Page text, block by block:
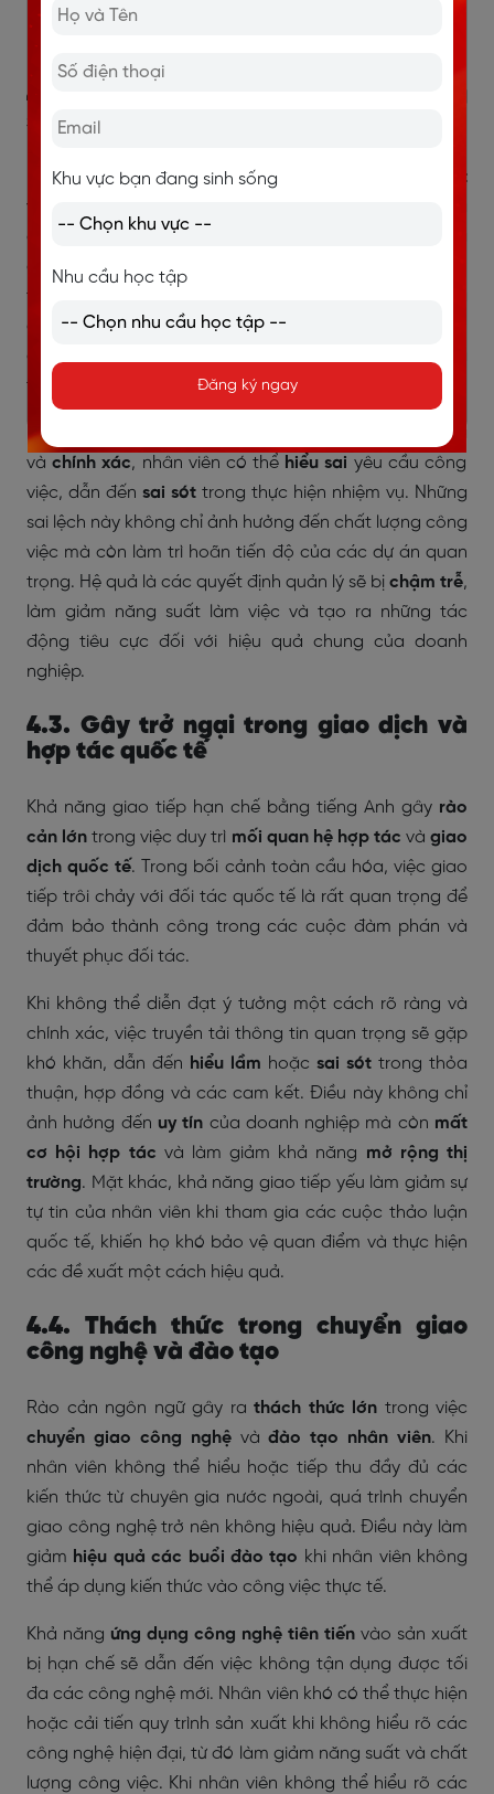
việc xây dựng
4.2. Ảnh hưởng đến hiệu suất và năng
suất làm việc
Rào cản ngôn ngữ có tác động trực tiếp đến
hiệu suất
và
công sở. Khi khả năng tiếng Anh của nhân viên chưa
đáp ứng đủ yêu cầu công việc, họ sẽ phải dành thêm
thời gian vào việc
chỉ làm gián đoạn quá trình làm việc mà còn khiến
công việc bị trì hoãn, kéo dài và giảm hiệu quả tổng
thể.
Khi thông tin không được truyền đạt một cách
rõ ràng
vàchính xác, nhân viên có thể hiểu sai yêu cầu công
việc, dẫn đến sai sót trong thực hiện nhiệm vụ. Những
sai lệch này không chỉ ảnh hưởng đến chất lượng công
việc mà còn làm trì hoãn tiến độ của các dự án quan
trọng. Hệ quả là các quyết định quản lý sẽ bị chậm trễ,
làm giảm năng suất làm việc và tạo ra những tác
động tiêu cực đối với hiệu quả chung của doanh
nghiệp.
4.3. Gây trở ngại trong giao dịch và
hợp tác quốc tế
Khả năng giao tiếp hạn chế bằng tiếng Anh gây rào
cản lớn trong việc duy trì mối quan hệ hợp tác vàgiao
dịch quốc tế. Trong bối cảnh toàn cầu hóa, việc giao
tiếp trôi chảy với đối tác quốc tế là rất quan trọng để
đảm bảo thành công trong các cuộc đàm phán và
thuyết phục đối tác.
Khi không thể diễn đạt ý tưởng một cách rõ ràng và
chính xác, việc truyền tải thông tin quan trọng sẽ gặp
khó khăn, dẫn đến hiểu lầm hoặc sai sót trong thỏa
thuận, hợp đồng và các cam kết. Điều này không chỉ
ảnh hưởng đến uy tín của doanh nghiệp mà còn mất
cơ hội hợp tác và làm giảm khả năng mở rộng thị
trường. Mặt khác, khả năng giao tiếp yếu làm giảm sự
tự tin của nhân viên khi tham gia các cuộc thảo luận
quốc tế, khiến họ khó bảo vệ quan điểm và thực hiện
các đề xuất một cách hiệu quả.
4.4. Thách thức trong chuyển giao
công nghệ và đào tạo
Rào cản ngôn ngữ gây ra thách thức lớn trong việc
chuyển giao công nghệvàđào tạo nhân viên. Khi
nhân viên không thể hiểu hoặc tiếp thu đầy đủ các
kiến thức từ chuyên gia nước ngoài, quá trình chuyển
giao công nghệ trở nên không hiệu quả. Điều này làm
giảm hiệu quả các buổi đào tạo khi nhân viên không
thể áp dụng kiến thức vào công việc thực tế.
Khả năng ứng dụng công nghệ tiên tiến vào sản xuất
bị hạn chế sẽ dẫn đến việc không tận dụng được tối
đa các công nghệ mới. Nhân viên khó có thể thực hiện
hoặc cải tiến quy trình sản xuất khi không hiểu rõ các
công nghệ hiện đại, từ đó làm giảm năng suất và chất
lượng công việc. Khi nhân viên không thể hiểu rõ các
Khu vực bạn đang sinh sống
Nhu cầu học tập
Đăng ký ngay